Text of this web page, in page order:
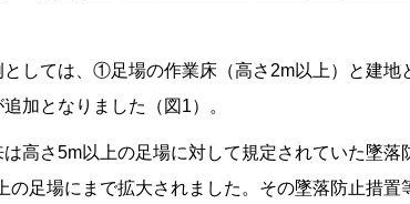
としては、①足場の作業床（高さ2m以上）と建地
加となりました（図1）。
高さ5m以上の足場に対して規定されていた墜落
の足場にまで拡大されました。その墜落防止措置